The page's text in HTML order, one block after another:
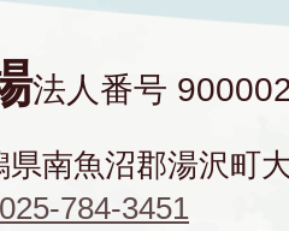
法人番号
県南魚沼郡湯沢町
025-784-3451